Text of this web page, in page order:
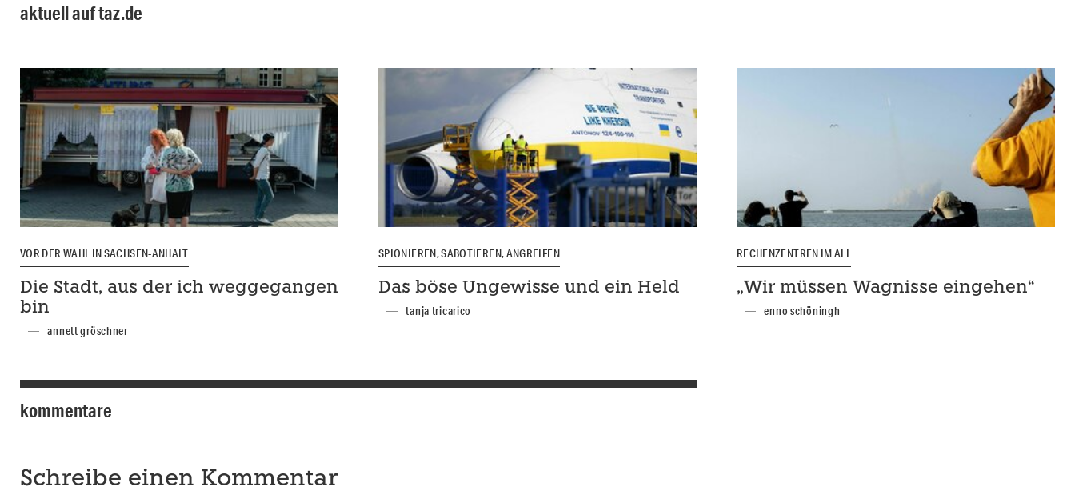
aktuell auf taz.de
VOR DER WAHL IN SACHSEN-ANHALT
Die Stadt, aus der ich weggegangen
bin
annett gröschner
SPIONIEREN, SABOTIEREN, ANGREIFEN
Das böse Ungewisse und ein Held
tanja tricarico
RECHENZENTREN IM ALL
„Wir müssen Wagnisse eingehen“
enno schöningh
kommentare
Schreibe einen Kommentar